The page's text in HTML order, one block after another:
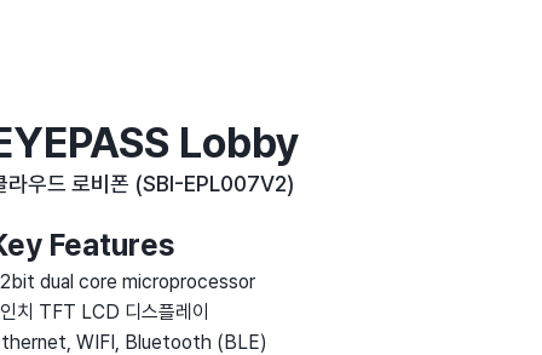
Lobby
라우드 로비 폰 (SBI-EPL007V2)
Features
dual core microprocessor
치 TFT LCD 디스플레이
WIFI, Bluetooth (BLE)